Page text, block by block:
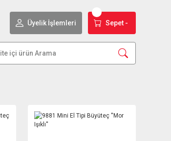
Üyelik İşlemleri Sepet -